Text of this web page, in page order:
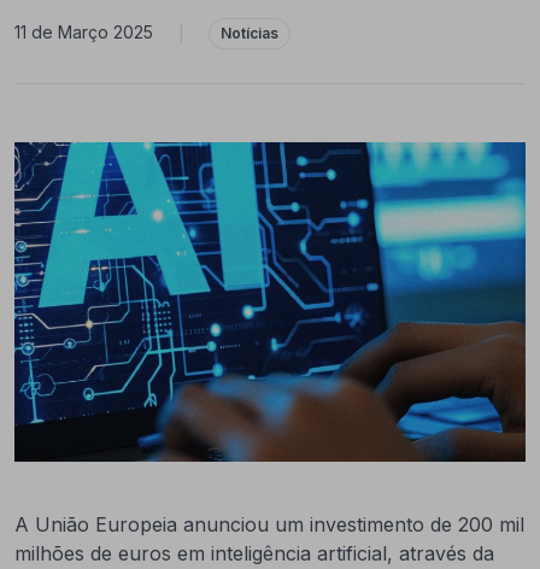
11 de Março 2025 Notícias
A União Europeia anunciou um investimento de 200 mil
milhões de euros em inteligência artificial, através da